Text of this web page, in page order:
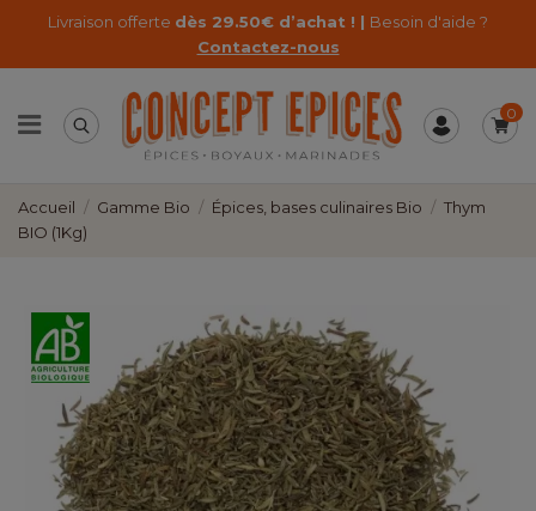
Livraison offerte dès 29.50€ d’achat ! | Besoin d'aide ?
Contactez-nous
0
Accueil Gamme Bio Épices, bases culinaires Bio
Thym
BIO (1Kg)